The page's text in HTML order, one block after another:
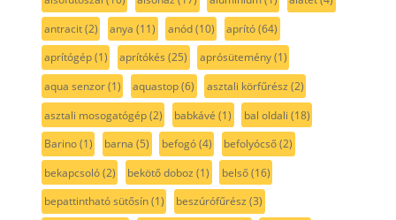
antracit(2) anya (11) anód(10) aprító(64)
aprítógép(1) aprítókés (25) aprósütemény(1)
aqua senzor(1) aquastop(6) asztali körfűrész (2)
asztali mosogatógép(2) babkávé (1) bal oldali (18)
Barino(1) barna (5) befogó(4) befolyócső(2)
bekapcsoló(2) bekötő doboz (1) belső(16)
bepattintható sütősín(1) beszúrófűrész (3)